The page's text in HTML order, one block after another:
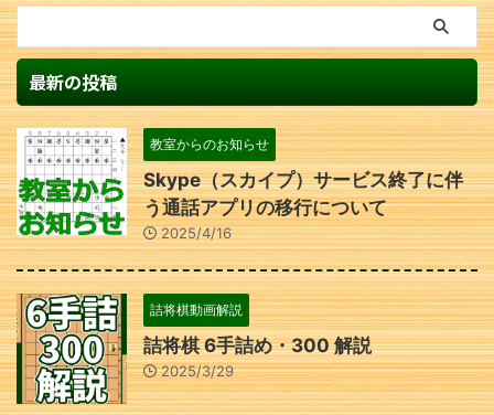
最新の投稿
教室からのお知らせ
Skype（スカイプ）サービス終了に伴
う通話アプリの移行について
2025/4/16
詰将棋動画解説
詰将棋 6手詰め・300 解説
2025/3/29